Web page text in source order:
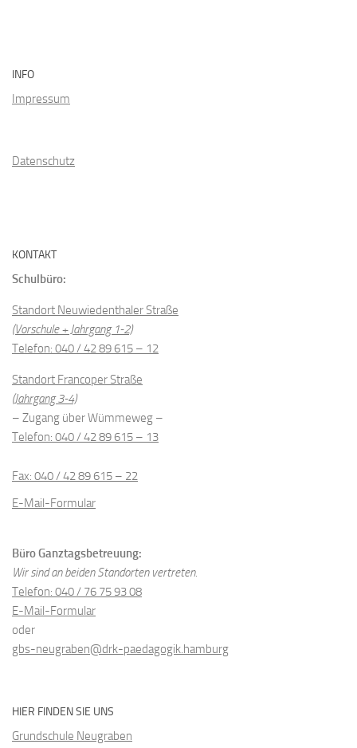
INFO
Impressum
Datenschutz
KONTAKT
Schulbüro:
Standort Neuwiedenthaler Straße
(Vorschule + Jahrgang 1-2)
Telefon: 040 / 42 89 615 – 12
Standort Francoper Straße
(Jahrgang 3-4)
– Zugang über Wümmeweg –
Telefon: 040 / 42 89 615 – 13
Fax: 040 / 42 89 615 – 22
E-Mail-Formular
Büro Ganztagsbetreuung:
Wir sind an beiden Standorten vertreten.
Telefon: 040 / 76 75 93 08
E-Mail-Formular
oder
gbs-neugraben@drk-paedagogik.hamburg
HIER FINDEN SIE UNS
Grundschule Neugraben